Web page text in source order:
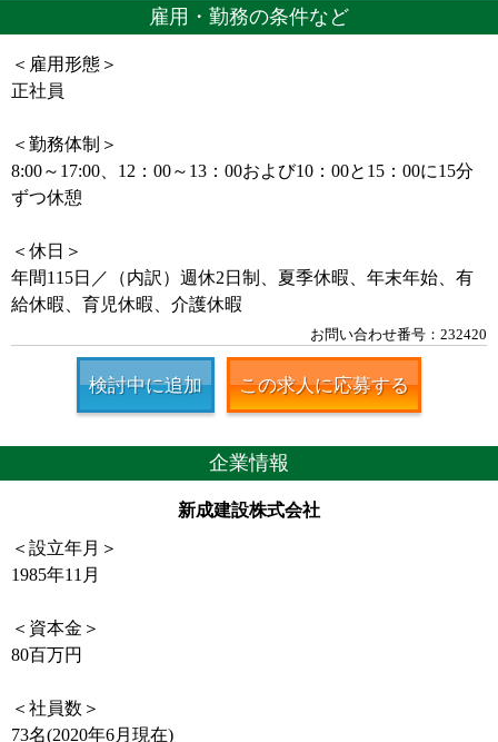
雇用・勤務の条件など
＜雇用形態＞
正社員
＜勤務体制＞
8:00～17:00、12：00～13：00および10：00と15：00に15分
ずつ休憩
＜休日＞
年間115日／（内訳）週休2日制、夏季休暇、年末年始、有
給休暇、育児休暇、介護休暇
お問い合わせ番号：232420
検討中に追加 この求人に応募する
企業情報
新成建設株式会社
＜設立年月＞
1985年11月
＜資本金＞
80百万円
＜社員数＞
73名(2020年6月現在)